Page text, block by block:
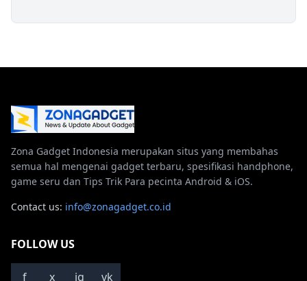
Zona Gadget Indonesia merupakan situs yang membahas
semua hal mengenai gadget terbaru, spesifikasi handphone,
game seru dan Tips Trik Para pecinta Android & iOS.
Contact us: info@zonagadget.co.id
FOLLOW US
f x ig vk